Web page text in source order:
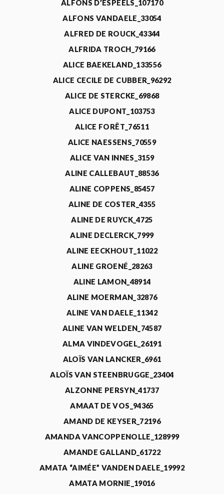
ALFONS D’ESPEELS_107170
ALFONS VANDAELE_33054
ALFRED DE ROUCK_43344
ALFRIDA TROCH_79166
ALICE BAEKELAND_133556
ALICE CECILE DE CUBBER_96292
ALICE DE STERCKE_69868
ALICE DUPONT_103753
ALICE FORÊT_76511
ALICE NAESSENS_70559
ALICE VAN INNES_3159
ALINE CALLEBAUT_88536
ALINE COPPENS_85457
ALINE DE COSTER_4355
ALINE DE RUYCK_4725
ALINE DECLERCK_7999
ALINE EECKHOUT_11022
ALINE GROENÉ_28263
ALINE LAMON_48914
ALINE MOERMAN_32876
ALINE VAN DAELE_11342
ALINE VAN WELDEN_74587
ALMA VINDEVOGEL_26191
ALOÏS VAN LANCKER_6961
ALOÏS VAN STEENBRUGGE_23404
ALZONNE PERSYN_41737
AMAAT DE VOS_94365
AMAND DE KEYSER_72196
AMANDA VANCOPPENOLLE_128999
AMANDE GALLAND_61722
AMATA “AIMÉE” VANDEN DAELE_19992
AMATA MORNIE_19016